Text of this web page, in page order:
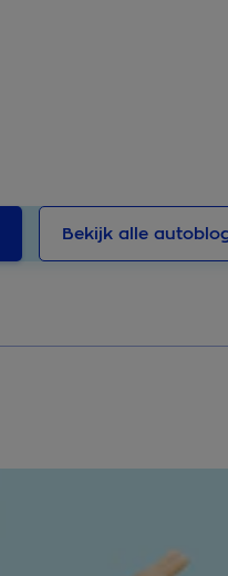
Bekijk alle